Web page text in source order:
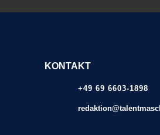
KONTAKT
+49 69 6603-1898